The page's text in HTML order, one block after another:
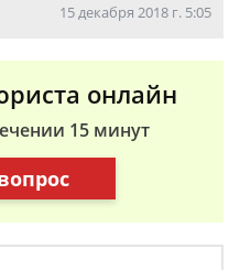
15 декабря 2018 г. 5:05
онлайн
15 минут